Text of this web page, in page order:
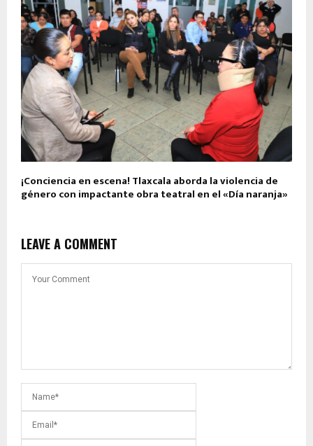
¡Conciencia en escena! Tlaxcala aborda la violencia de
género con impactante obra teatral en el «Día naranja»
LEAVE A COMMENT